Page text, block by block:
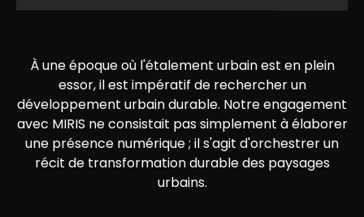
À une époque où l'étalement urbain est en plein
essor, il est impératif de rechercher un
développement urbain durable. Notre engagement
avec MIRIS ne consistait pas simplement à élaborer
une présence numérique ; il s'agit d'orchestrer un
récit de transformation durable des paysages
urbains.